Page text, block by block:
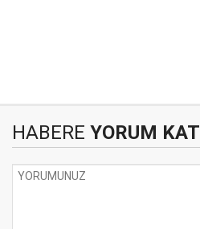
HABERE YORUM KAT